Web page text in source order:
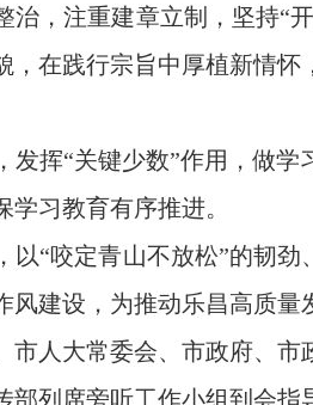
，注重建章立制，坚持“
在践行宗旨中厚植新情
“关键少数”作用，做学
习教育有序推进。
咬定青山不放松”的韧劲
建设，为推动乐昌高质量
大常委会、市政府、市
列席旁听工作小组到会指